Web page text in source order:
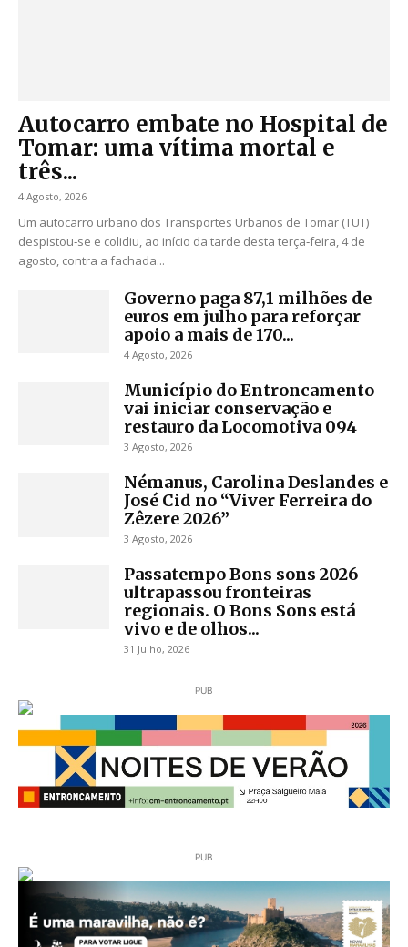
Autocarro embate no Hospital de
Tomar: uma vítima mortal e
três...
4 Agosto, 2026
Um autocarro urbano dos Transportes Urbanos de Tomar (TUT)
despistou‑se e colidiu, ao início da tarde desta terça‑feira, 4 de
agosto, contra a fachada...
Governo paga 87,1 milhões de
euros em julho para reforçar
apoio a mais de 170...
4 Agosto, 2026
Município do Entroncamento
vai iniciar conservação e
restauro da Locomotiva 094
3 Agosto, 2026
Némanus, Carolina Deslandes e
José Cid no “Viver Ferreira do
Zêzere 2026”
3 Agosto, 2026
Passatempo Bons sons 2026
ultrapassou fronteiras
regionais. O Bons Sons está
vivo e de olhos...
31 Julho, 2026
PUB
PUB